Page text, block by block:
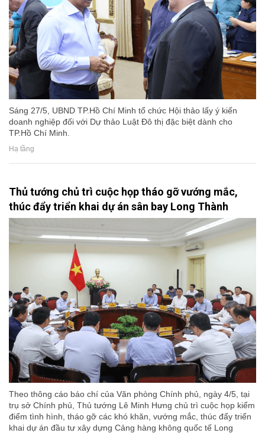
Sáng 27/5, UBND TP.Hồ Chí Minh tổ chức Hội thảo lấy ý kiến
doanh nghiệp đối với Dự thảo Luật Đô thị đặc biệt dành cho
TP.Hồ Chí Minh.
Hạ tầng
Thủ tướng chủ trì cuộc họp tháo gỡ vướng mắc,
thúc đẩy triển khai dự án sân bay Long Thành
Theo thông cáo báo chí của Văn phòng Chính phủ, ngày 4/5, tại
trụ sở Chính phủ, Thủ tướng Lê Minh Hưng chủ trì cuộc họp kiểm
điểm tình hình, tháo gỡ các khó khăn, vướng mắc, thúc đẩy triển
khai dự án đầu tư xây dựng Cảng hàng không quốc tế Long